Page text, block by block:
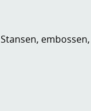
Stansen,